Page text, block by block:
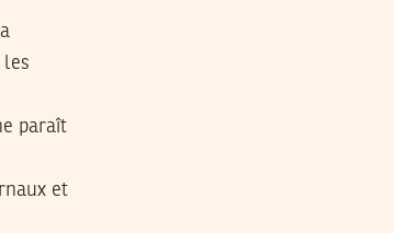
les
paraît
et